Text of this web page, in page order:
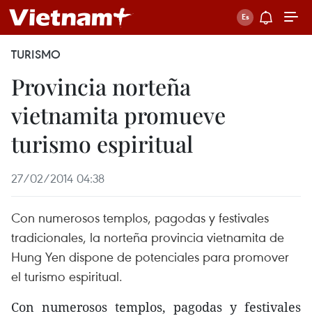
TURISMO
Provincia norteña
vietnamita promueve
turismo espiritual
27/02/2014 04:38
Con numerosos templos, pagodas y festivales
tradicionales, la norteña provincia vietnamita de
Hung Yen dispone de potenciales para promover
el turismo espiritual.
Con numerosos templos, pagodas y festivales